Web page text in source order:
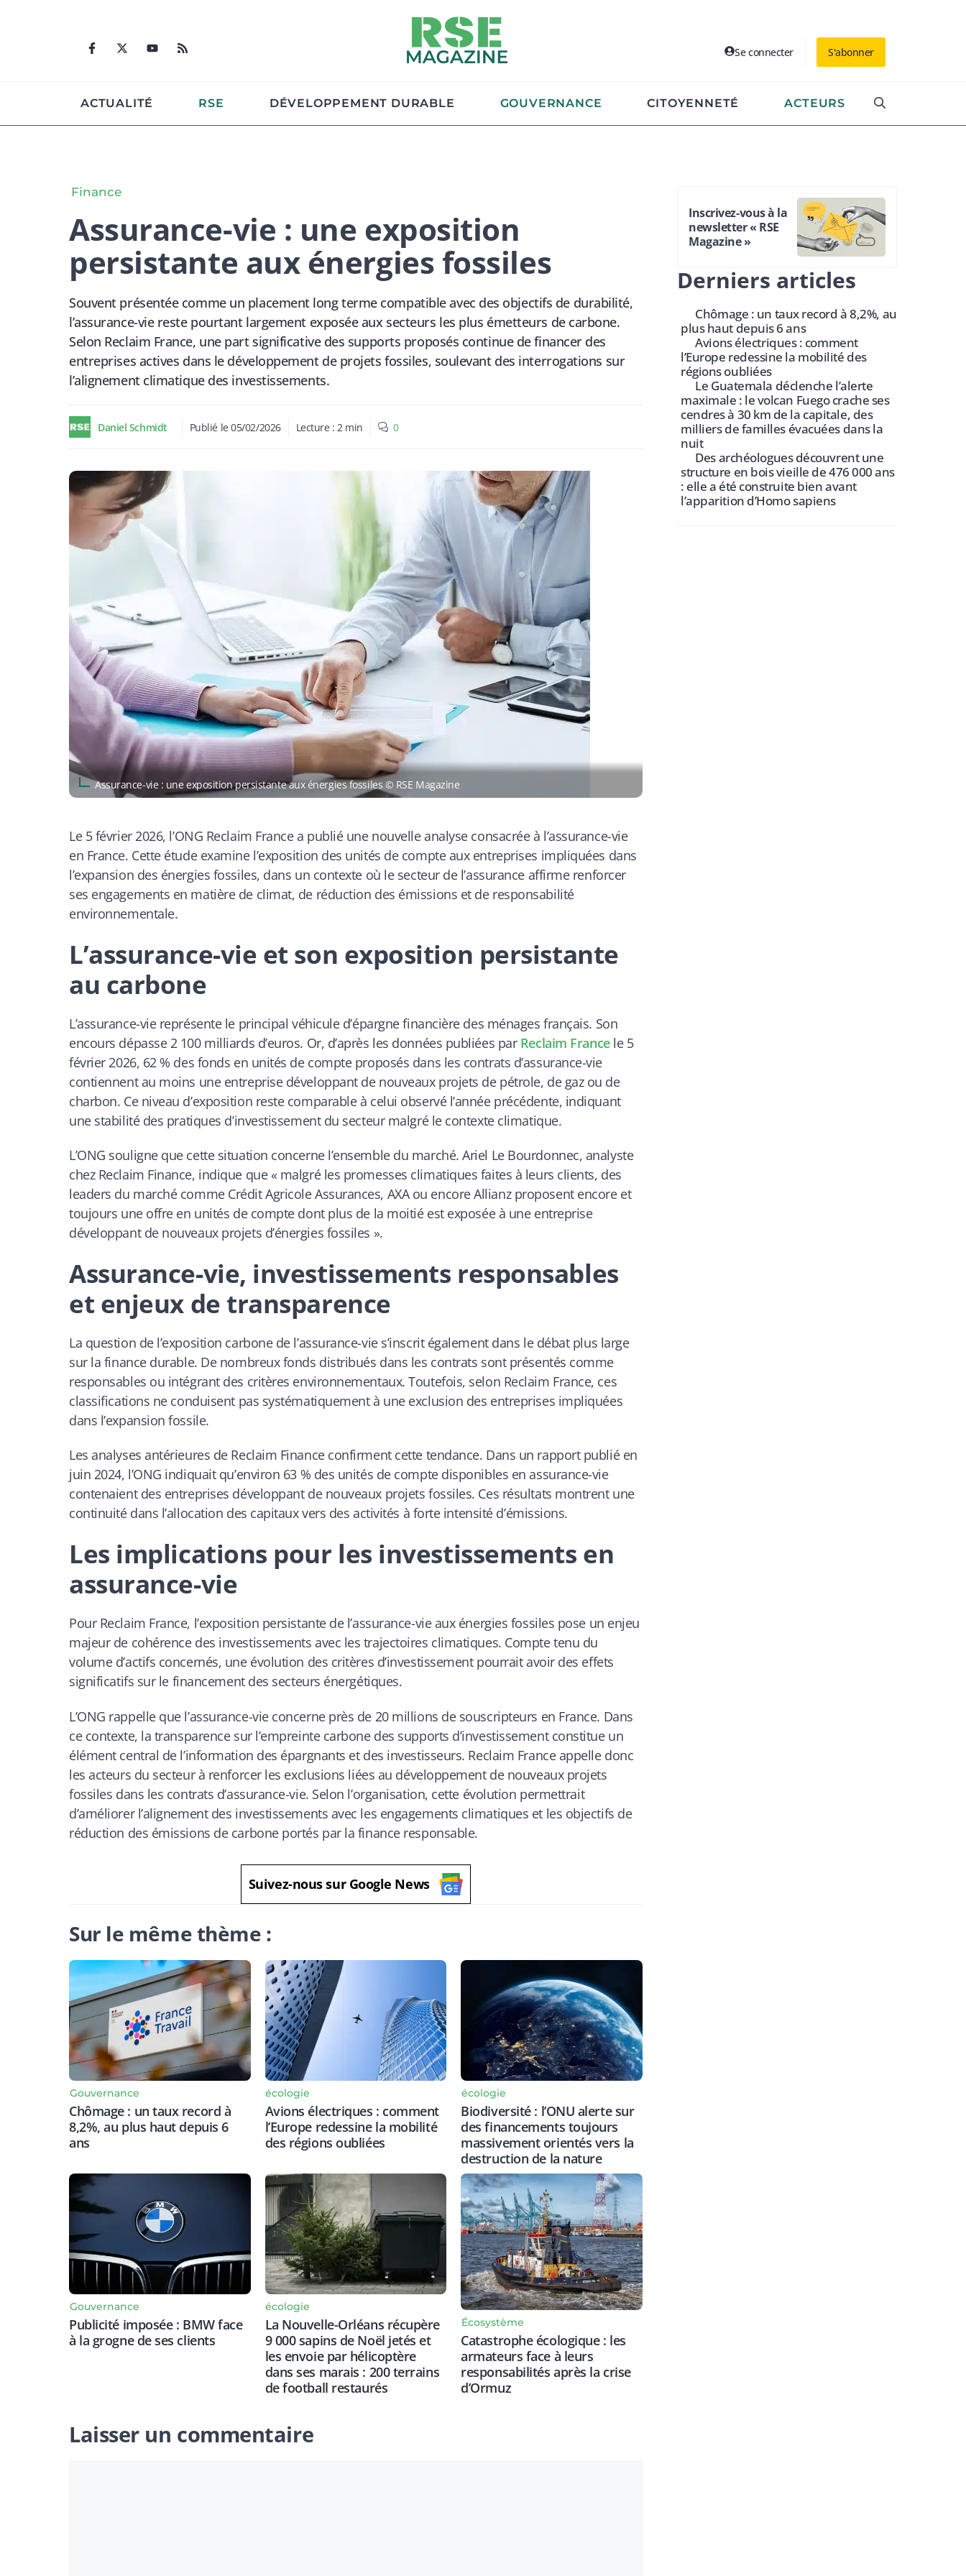
Se connecter S'abonner
ACTUALITÉ RSE DÉVELOPPEMENT DURABLE GOUVERNANCE CITOYENNETÉ ACTEURS
Finance
Assurance-vie : une exposition
persistante aux énergies fossiles
Souvent présentée comme un placement long terme compatible avec des objectifs de durabilité,
l’assurance-vie reste pourtant largement exposée aux secteurs les plus émetteurs de carbone.
Selon Reclaim France, une part significative des supports proposés continue de financer des
entreprises actives dans le développement de projets fossiles, soulevant des interrogations sur
l’alignement climatique des investissements.
Daniel Schmidt Publié le05/02/2026 Lecture : 2 min 0
Assurance-vie : une exposition persistante aux énergies fossiles © RSE Magazine
Le 5 février 2026, l’ONG Reclaim France a publié une nouvelle analyse consacrée à l’assurance-vie
en France. Cette étude examine l’exposition des unités de compte aux entreprises impliquées dans
l’expansion des énergies fossiles, dans un contexte où le secteur de l’assurance affirme renforcer
ses engagements en matière de climat, de réduction des émissions et de responsabilité
environnementale.
L’assurance-vie et son exposition persistante
au carbone
L’assurance-vie représente le principal véhicule d’épargne financière des ménages français. Son
encours dépasse 2 100 milliards d’euros. Or, d’après les données publiées par Reclaim France le 5
février 2026, 62 % des fonds en unités de compte proposés dans les contrats d’assurance-vie
contiennent au moins une entreprise développant de nouveaux projets de pétrole, de gaz ou de
charbon. Ce niveau d’exposition reste comparable à celui observé l’année précédente, indiquant
une stabilité des pratiques d’investissement du secteur malgré le contexte climatique.
L’ONG souligne que cette situation concerne l’ensemble du marché. Ariel Le Bourdonnec, analyste
chez Reclaim Finance, indique que « malgré les promesses climatiques faites à leurs clients, des
leaders du marché comme Crédit Agricole Assurances, AXA ou encore Allianz proposent encore et
toujours une offre en unités de compte dont plus de la moitié est exposée à une entreprise
développant de nouveaux projets d’énergies fossiles ».
Assurance-vie, investissements responsables
et enjeux de transparence
La question de l’exposition carbone de l’assurance-vie s’inscrit également dans le débat plus large
sur la finance durable. De nombreux fonds distribués dans les contrats sont présentés comme
responsables ou intégrant des critères environnementaux. Toutefois, selon Reclaim France, ces
classifications ne conduisent pas systématiquement à une exclusion des entreprises impliquées
dans l’expansion fossile.
Les analyses antérieures de Reclaim Finance confirment cette tendance. Dans un rapport publié en
juin 2024, l’ONG indiquait qu’environ 63 % des unités de compte disponibles en assurance-vie
contenaient des entreprises développant de nouveaux projets fossiles. Ces résultats montrent une
continuité dans l’allocation des capitaux vers des activités à forte intensité d’émissions.
Les implications pour les investissements en
assurance-vie
Pour Reclaim France, l’exposition persistante de l’assurance-vie aux énergies fossiles pose un enjeu
majeur de cohérence des investissements avec les trajectoires climatiques. Compte tenu du
volume d’actifs concernés, une évolution des critères d’investissement pourrait avoir des effets
significatifs sur le financement des secteurs énergétiques.
L’ONG rappelle que l’assurance-vie concerne près de 20 millions de souscripteurs en France. Dans
ce contexte, la transparence sur l’empreinte carbone des supports d’investissement constitue un
élément central de l’information des épargnants et des investisseurs. Reclaim France appelle donc
les acteurs du secteur à renforcer les exclusions liées au développement de nouveaux projets
fossiles dans les contrats d’assurance-vie. Selon l’organisation, cette évolution permettrait
d’améliorer l’alignement des investissements avec les engagements climatiques et les objectifs de
réduction des émissions de carbone portés par la finance responsable.
Suivez-nous sur Google News
Sur le même thème :
Gouvernance
Chômage : un taux record à
8,2%, au plus haut depuis 6
ans
écologie
Avions électriques : comment
l’Europe redessine la mobilité
des régions oubliées
écologie
Biodiversité : l’ONU alerte sur
des financements toujours
massivement orientés vers la
destruction de la nature
Gouvernance
Publicité imposée : BMW face
à la grogne de ses clients
écologie
La Nouvelle-Orléans récupère
9 000 sapins de Noël jetés et
les envoie par hélicoptère
dans ses marais : 200 terrains
de football restaurés
Écosystème
Catastrophe écologique : les
armateurs face à leurs
responsabilités après la crise
d’Ormuz
Laisser un commentaire
Inscrivez-vous à la
newsletter « RSE
Magazine »
Derniers articles
Chômage : un taux record à 8,2%, au
plus haut depuis 6 ans
Avions électriques : comment
l’Europe redessine la mobilité des
régions oubliées
Le Guatemala déclenche l’alerte
maximale : le volcan Fuego crache ses
cendres à 30 km de la capitale, des
milliers de familles évacuées dans la
nuit
Des archéologues découvrent une
structure en bois vieille de 476 000 ans
: elle a été construite bien avant
l’apparition d’Homo sapiens